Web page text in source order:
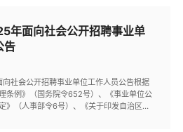
年面向社会公开招聘事业单
告
社会公开招聘事业单位工作人员公告根据
条例》（国务院令652号）、《事业单位公
》（人事部令6号）、《关于印发自治区事